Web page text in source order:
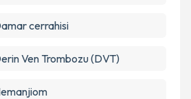
cerrahisi
Ven Trombozu (DVT)